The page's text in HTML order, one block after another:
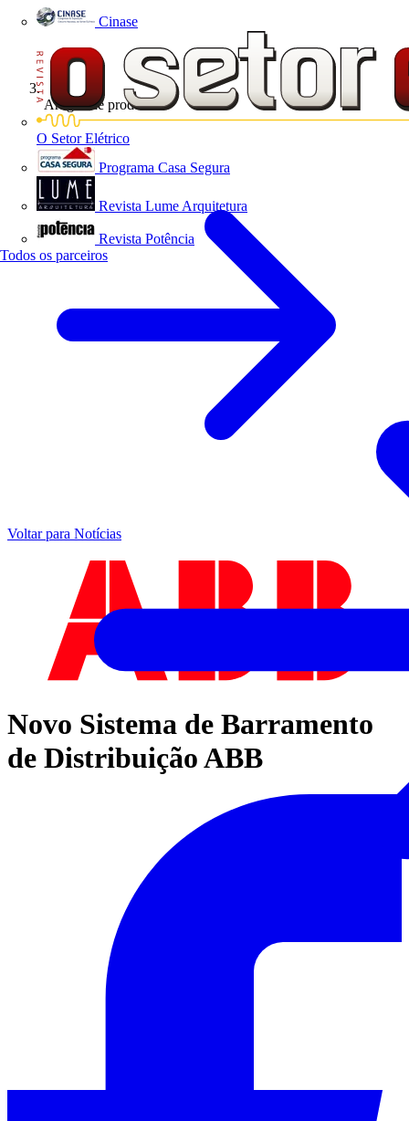
Cinase
O Setor Elétrico
Programa Casa Segura
Revista Lume Arquitetura
Revista Potência
Todos os parceiros
Artigos de produto
Voltar para Notícias
Novo Sistema de Barramento
de Distribuição ABB